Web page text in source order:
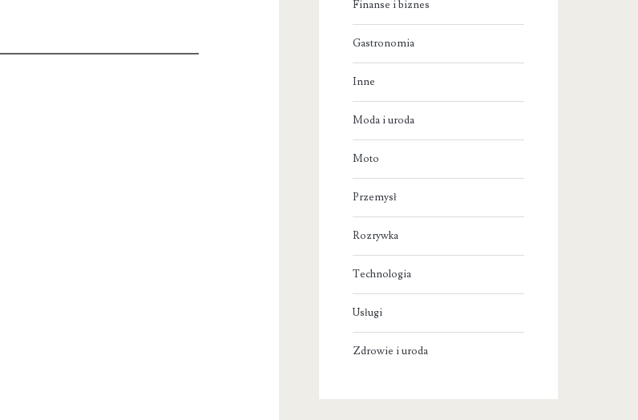
Finanse i biznes
Gastronomia
Inne
Moda i uroda
Moto
Przemysł
Rozrywka
Technologia
Usługi
Zdrowie i uroda